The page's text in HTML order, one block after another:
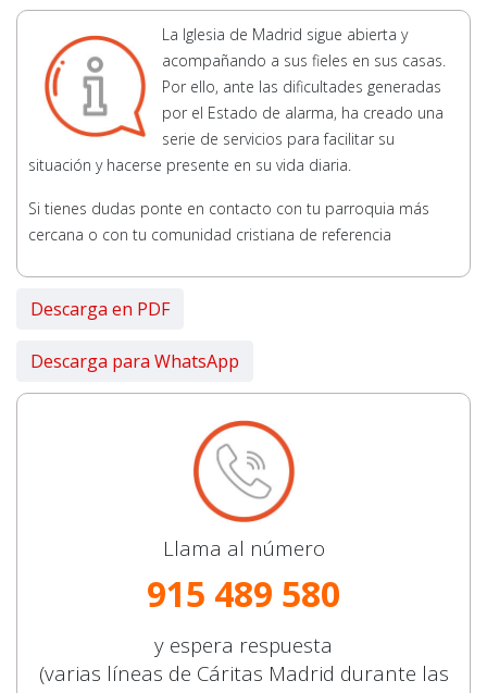
La Iglesia de Madrid sigue abierta y
acompañando a sus fieles en sus casas.
Por ello, ante las dificultades generadas
por el Estado de alarma, ha creado una
serie de servicios para facilitar su
situación y hacerse presente en su vida diaria.
Si tienes dudas ponte en contacto con tu parroquia más
cercana o con tu comunidad cristiana de referencia
Descarga en PDF
Descarga para WhatsApp
Llama al número
915 489 580
y espera respuesta
(varias líneas de Cáritas Madrid durante las